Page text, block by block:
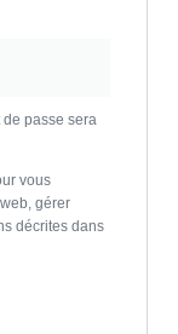
passe sera
vous
gérer
décrites dans